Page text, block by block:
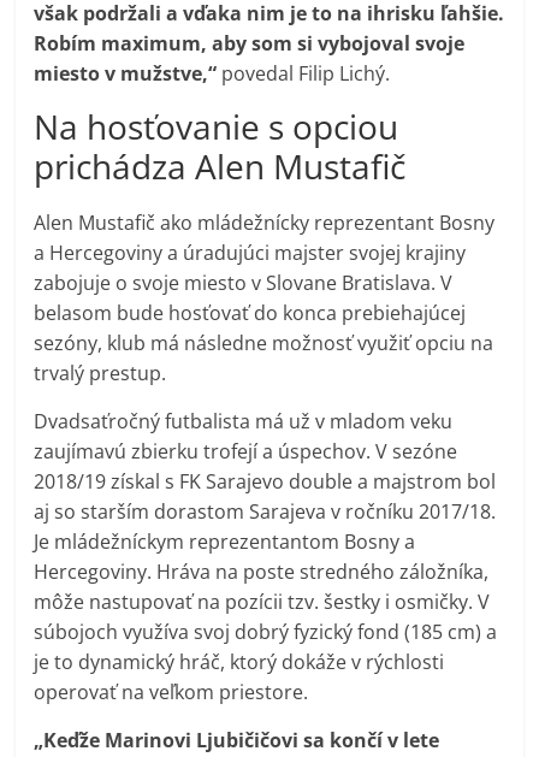
však podržali a vďaka nim je to na ihrisku ľahšie.
Robím maximum, aby som si vybojoval svoje
miesto v mužstve,“ povedal Filip Lichý.
Na hosťovanie s opciou
prichádza Alen Mustafič
Alen Mustafič ako mládežnícky reprezentant Bosny
a Hercegoviny a úradujúci majster svojej krajiny
zabojuje o svoje miesto v Slovane Bratislava. V
belasom bude hosťovať do konca prebiehajúcej
sezóny, klub má následne možnosť využiť opciu na
trvalý prestup.
Dvadsaťročný futbalista má už v mladom veku
zaujímavú zbierku trofejí a úspechov. V sezóne
2018/19 získal s FK Sarajevo double a majstrom bol
aj so starším dorastom Sarajeva v ročníku 2017/18.
Je mládežníckym reprezentantom Bosny a
Hercegoviny. Hráva na poste stredného záložníka,
môže nastupovať na pozícii tzv. šestky i osmičky. V
súbojoch využíva svoj dobrý fyzický fond (185 cm) a
je to dynamický hráč, ktorý dokáže v rýchlosti
operovať na veľkom priestore.
„Keďže Marinovi Ljubičičovi sa končí v lete